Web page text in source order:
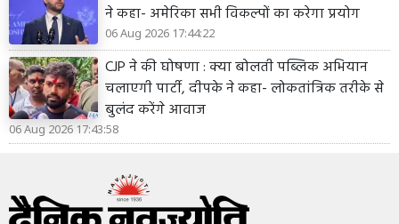
ने कहा- अमेरिका सभी विकल्पों का करेगा प्रयोग
06 Aug 2026 17:44:22
CJP ने की घोषणा : क्या बोलती पब्लिक अभियान
चलाएगी पार्टी, दीपके ने कहा- लोकतांत्रिक तरीके से
बुलंद करेंगे आवाज
06 Aug 2026 17:43:58